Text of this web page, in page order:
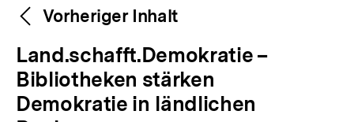
Weitere
Inhalte
Content-
Navigation
Vorheriger Inhalt
V
o
r
Land.schafft.Demokratie –
Bibliotheken stärken
Demokratie in ländlichen